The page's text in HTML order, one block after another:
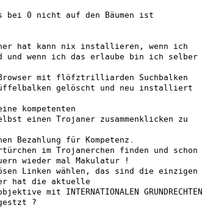
0 nicht auf den Bäumen ist
hat kann nix installieren, wenn ich
und wenn ich das erlaube bin ich selber
mit flöfztrilliarden Suchbalken
gelöscht und neu installiert
kompetenten
einen Trojaner zusammenklicken zu
Bezahlung für Kompetenz.
im Trojanerchen finden und schon
wieder mal Makulatur !
Linken wählen, das sind die einzigen
hat die aktuelle
mit INTERNATIONALEN GRUNDRECHTEN
?